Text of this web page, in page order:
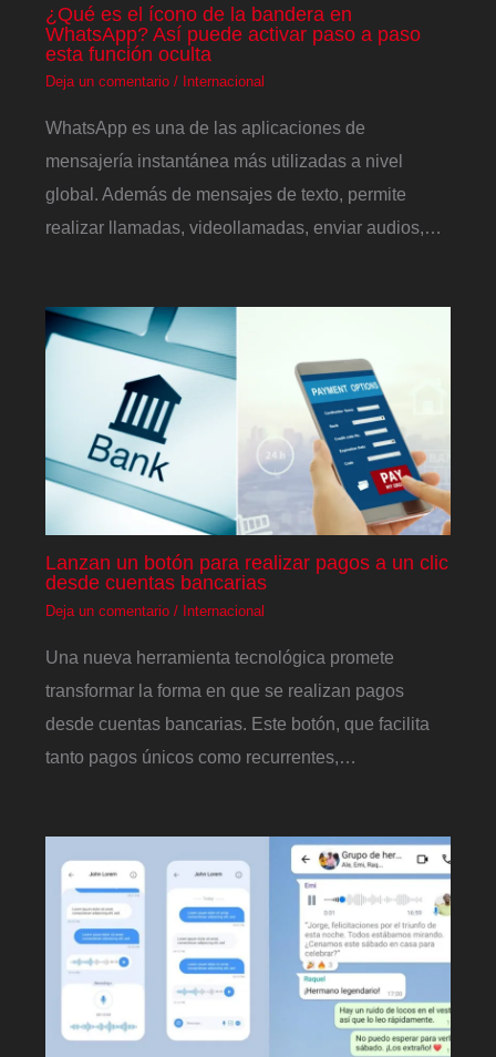
¿Qué es el ícono de la bandera en
WhatsApp? Así puede activar paso a paso
esta función oculta
Deja un comentario / Internacional
WhatsApp es una de las aplicaciones de
mensajería instantánea más utilizadas a nivel
global. Además de mensajes de texto, permite
realizar llamadas, videollamadas, enviar audios,…
Lanzan un botón para realizar pagos a un clic
desde cuentas bancarias
Deja un comentario / Internacional
Una nueva herramienta tecnológica promete
transformar la forma en que se realizan pagos
desde cuentas bancarias. Este botón, que facilita
tanto pagos únicos como recurrentes,…